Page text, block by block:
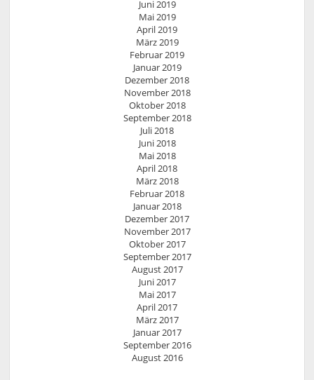
Juni 2019
Mai 2019
April 2019
März 2019
Februar 2019
Januar 2019
Dezember 2018
November 2018
Oktober 2018
September 2018
Juli 2018
Juni 2018
Mai 2018
April 2018
März 2018
Februar 2018
Januar 2018
Dezember 2017
November 2017
Oktober 2017
September 2017
August 2017
Juni 2017
Mai 2017
April 2017
März 2017
Januar 2017
September 2016
August 2016